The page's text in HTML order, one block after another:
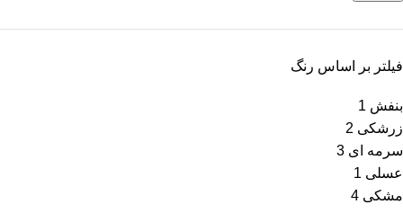
فیلتر بر اساس رنگ
بنفش 1
زرشکی 2
سرمه ای 3
عسلی 1
مشکی 4